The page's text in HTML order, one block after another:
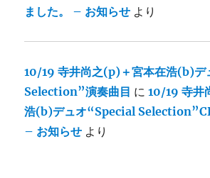
ました。 – お知らせ より
10/19 寺井尚之(p)＋宮本在浩(b)
Selection”演奏曲目 に10/19 寺井
浩(b)デュオ“Special
– お知らせ より